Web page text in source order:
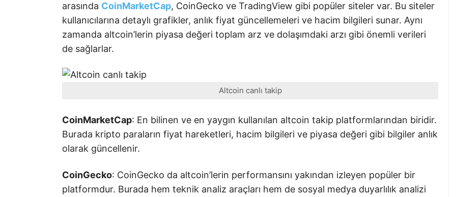
arasında CoinMarketCap, CoinGecko ve TradingView gibi popüler siteler var. Bu siteler
kullanıcılarına detaylı grafikler, anlık fiyat güncellemeleri ve hacim bilgileri sunar. Aynı
zamanda altcoin’lerin piyasa değeri toplam arz ve dolaşımdaki arzı gibi önemli verileri
de sağlarlar.
Altcoin canlı takip
CoinMarketCap: En bilinen ve en yaygın kullanılan altcoin takip platformlarından biridir.
Burada kripto paraların fiyat hareketleri, hacim bilgileri ve piyasa değeri gibi bilgiler anlık
olarak güncellenir.
CoinGecko: CoinGecko da altcoin’lerin performansını yakından izleyen popüler bir
platformdur. Burada hem teknik analiz araçları hem de sosyal medya duyarlılık analizi